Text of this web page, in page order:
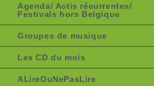
Agenda/ Actis récurrentes/
Festivals hors Belgique
Groupes de musique
Les CD du mois
ALireOuNePasLire